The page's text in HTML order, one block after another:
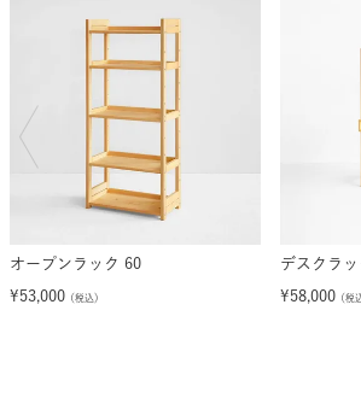
オープンラック 60
¥53,000 （税込）
デスクラ
¥58,000 （税